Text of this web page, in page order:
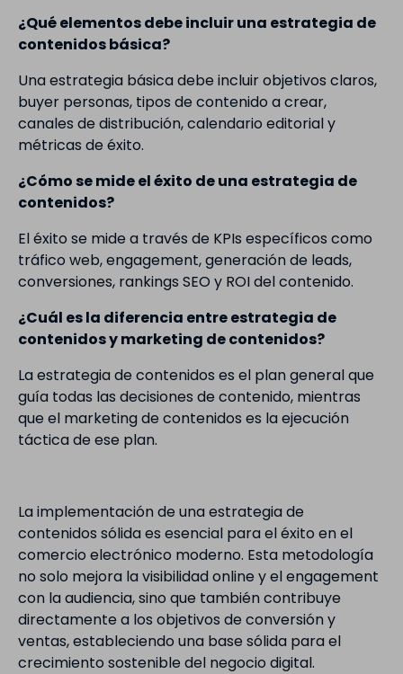
¿Qué elementos debe incluir una estrategia de
contenidos básica?
Una estrategia básica debe incluir objetivos claros,
buyer personas, tipos de contenido a crear,
canales de distribución, calendario editorial y
métricas de éxito.
¿Cómo se mide el éxito de una estrategia de
contenidos?
El éxito se mide a través de KPIs específicos como
tráfico web, engagement, generación de leads,
conversiones, rankings SEO y ROI del contenido.
¿Cuál es la diferencia entre estrategia de
contenidos y marketing de contenidos?
La estrategia de contenidos es el plan general que
guía todas las decisiones de contenido, mientras
que el marketing de contenidos es la ejecución
táctica de ese plan.
La implementación de una estrategia de
contenidos sólida es esencial para el éxito en el
comercio electrónico moderno. Esta metodología
no solo mejora la visibilidad online y el engagement
con la audiencia, sino que también contribuye
directamente a los objetivos de conversión y
ventas, estableciendo una base sólida para el
crecimiento sostenible del negocio digital.